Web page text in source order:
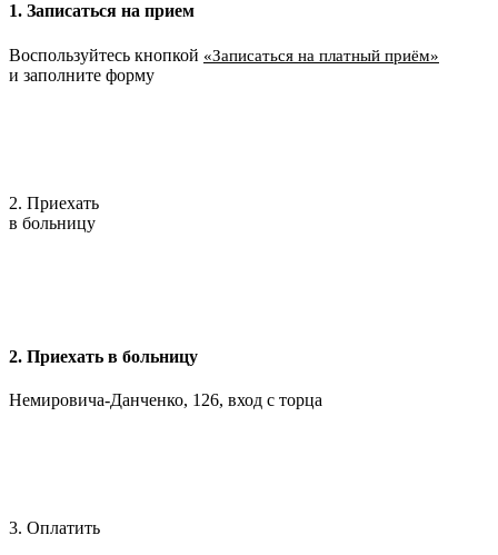
1. Записаться на прием
Воспользуйтесь кнопкой «Записаться на платный приём»
и заполните форму
2. Приехать
в больницу
2. Приехать в больницу
Немировича-Данченко, 126, вход с торца
3. Оплатить